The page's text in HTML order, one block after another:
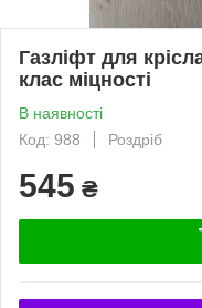
Газліфт для
клас міцності
В наявності
Код: 988
Роздріб
545 ₴